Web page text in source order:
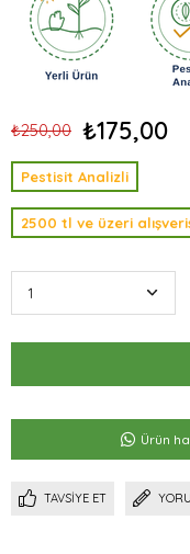
₺250,00 ₺175,00
Pestisit Analizli
2500 tl ve üzeri
Ürün
TAVSIYE ET